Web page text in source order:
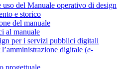
uso del Manuale operativo di design
e storico
del manuale
al manuale
per i servizi pubblici digitali
digitale (e-
progettuale